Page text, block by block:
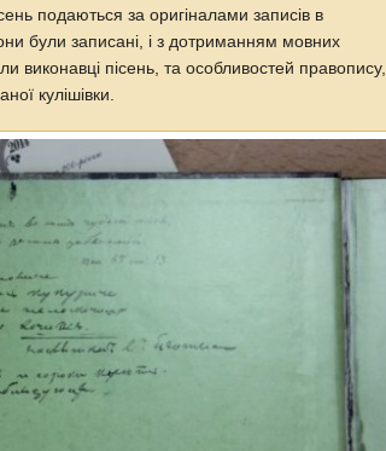
подаються за оригіналами записів в
були записані, і з дотриманням мовних
виконавці пісень, та особливостей правопису,
кулішівки.